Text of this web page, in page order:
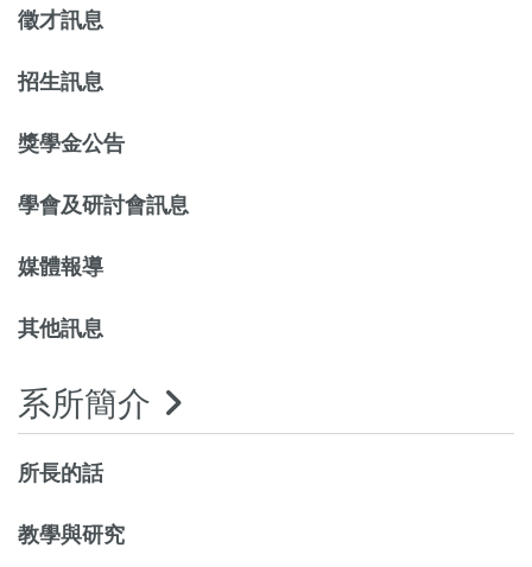
徵才訊息
招生訊息
獎學金公告
學會及研討會訊息
媒體報導
其他訊息
系所簡介
所長的話
教學與研究